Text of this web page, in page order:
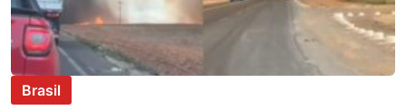
Brasil